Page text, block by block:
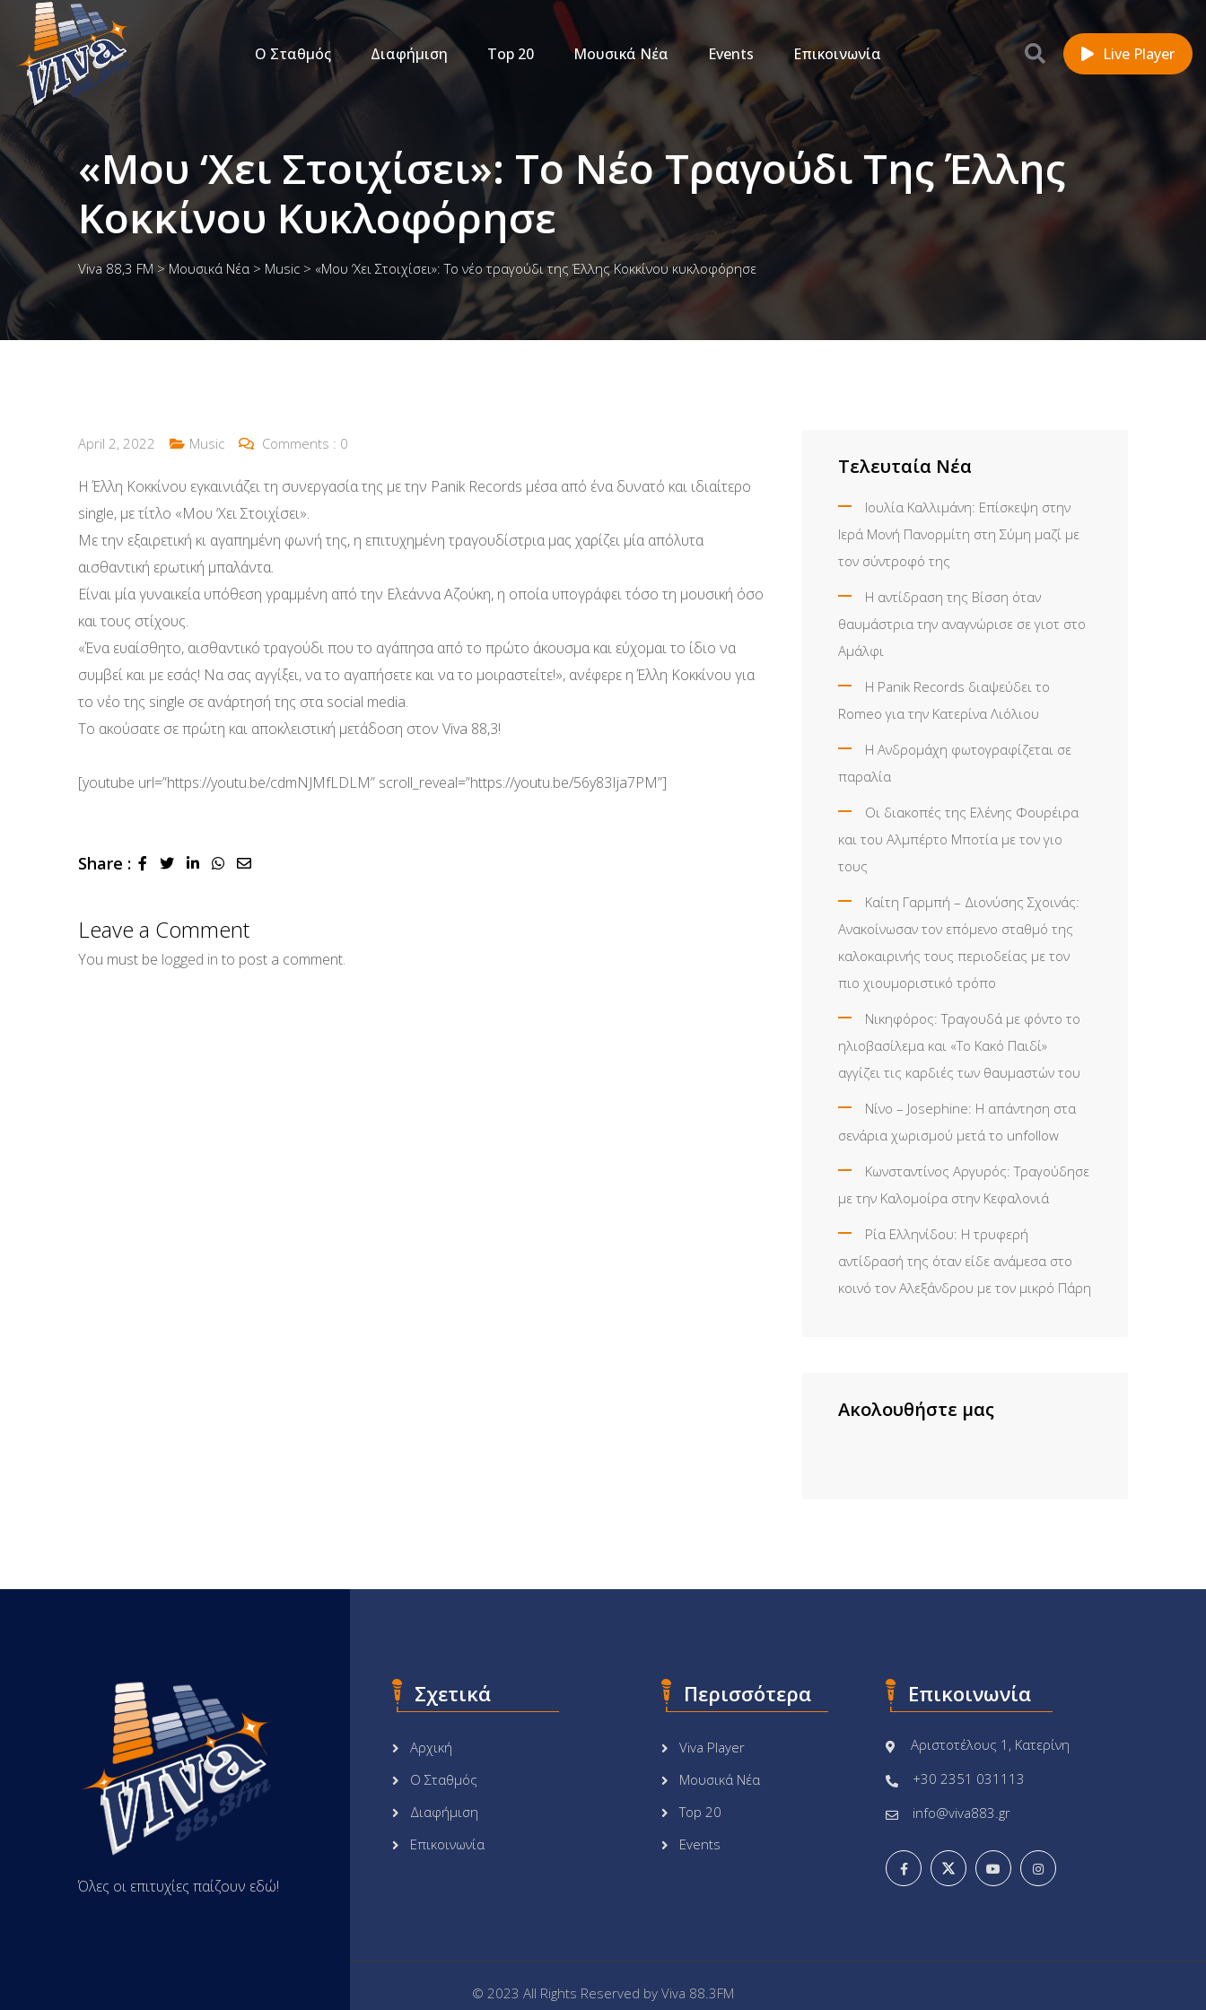
Ο Σταθμός Διαφήμιση Top 20 Μουσικά Νέα Events Επικοινωνία Live Player
«Μου ‘Χει Στοιχίσει»: Το Νέο Τραγούδι Της Έλλης
Κοκκίνου Κυκλοφόρησε
Viva 88,3 FM> Μουσικά Νέα > Music > «Μου ‘Χει Στοιχίσει»: Το νέο τραγούδι της Έλλης Κοκκίνου κυκλοφόρησε
April 2, 2022 Music Comments : 0
Η Έλλη Κοκκίνου εγκαινιάζει τη συνεργασία της με την Panik Records μέσα από ένα δυνατό και ιδιαίτερο
single, με τίτλο «Μου ‘Χει Στοιχίσει».
Με την εξαιρετική κι αγαπημένη φωνή της, η επιτυχημένη τραγουδίστρια μας χαρίζει μία απόλυτα
αισθαντική ερωτική μπαλάντα.
Είναι μία γυναικεία υπόθεση γραμμένη από την Ελεάννα Αζούκη, η οποία υπογράφει τόσο τη μουσική όσο
και τους στίχους.
«Ένα ευαίσθητο, αισθαντικό τραγούδι που το αγάπησα από το πρώτο άκουσμα και εύχομαι το ίδιο να
συμβεί και με εσάς! Να σας αγγίξει, να το αγαπήσετε και να το μοιραστείτε!», ανέφερε η Έλλη Κοκκίνου για
το νέο της single σε ανάρτησή της στα social media.
To ακούσατε σε πρώτη και αποκλειστική μετάδοση στον Viva 88,3!
[youtube url=”https://youtu.be/cdmNJMfLDLM” scroll_reveal=”https://youtu.be/56y83Ija7PM”]
Share : LinkedInWhatsapp
Share
Leave a Comment
You must be logged in to post a comment.
Τελευταία Νέα
Ιουλία Καλλιμάνη: Επίσκεψη στην
Ιερά Μονή Πανορμίτη στη Σύμη μαζί με
τον σύντροφό της
Η αντίδραση της Βίσση όταν
θαυμάστρια την αναγνώρισε σε γιοτ στο
Αμάλφι
Η Panik Records διαψεύδει το
Romeo για την Κατερίνα Λιόλιου
Η Ανδρομάχη φωτογραφίζεται σε
παραλία
Οι διακοπές της Ελένης Φουρέιρα
και του Αλμπέρτο Μποτία με τον γιο
τους
Καίτη Γαρμπή – Διονύσης Σχοινάς:
Ανακοίνωσαν τον επόμενο σταθμό της
καλοκαιρινής τους περιοδείας με τον
πιο χιουμοριστικό τρόπο
Νικηφόρος: Τραγουδά με φόντο το
ηλιοβασίλεμα και «Το Κακό Παιδί»
αγγίζει τις καρδιές των θαυμαστών του
Νίνο – Josephine: Η απάντηση στα
σενάρια χωρισμού μετά το unfollow
Κωνσταντίνος Αργυρός: Τραγούδησε
με την Καλομοίρα στην Κεφαλονιά
Ρία Ελληνίδου: H τρυφερή
αντίδρασή της όταν είδε ανάμεσα στο
κοινό τον Αλεξάνδρου με τον μικρό Πάρη
Ακολουθήστε μας
Όλες οι επιτυχίες παίζουν εδώ!
Σχετικά
Αρχική
Ο Σταθμός
Διαφήμιση
Επικοινωνία
Περισσότερα
Viva Player
Μουσικά Νέα
Top 20
Events
Επικοινωνία
Αριστοτέλους 1, Κατερίνη
+30 2351 031113
info@viva883.gr
© 2023 All Rights Reserved by Viva 88.3FM